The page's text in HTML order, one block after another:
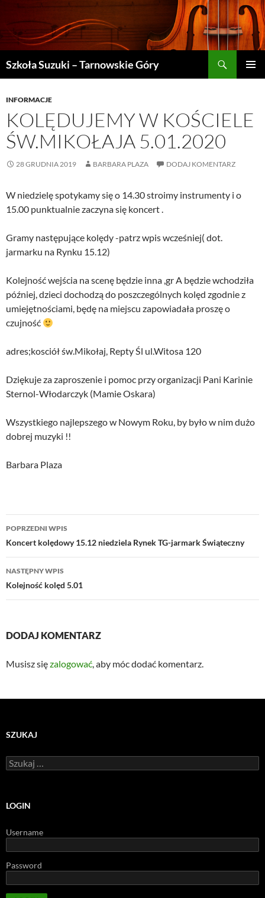
Szkoła Suzuki – Tarnowskie Góry
TREŚCI
INFORMACJE
KOLĘDUJEMY W KOŚCIELE
ŚW.MIKOŁAJA 5.01.2020
28 GRUDNIA 2019 BARBARA PLAZA DODAJ KOMENTARZ
W niedzielę spotykamy się o 14.30 stroimy instrumenty i o
15.00 punktualnie zaczyna się koncert .
Gramy następujące kolędy -patrz wpis wcześniej( dot.
jarmarku na Rynku 15.12)
Kolejność wejścia na scenę będzie inna ,gr A będzie wchodziła
później, dzieci dochodzą do poszczególnych kolęd zgodnie z
umiejętnościami, będę na miejscu zapowiadała proszę o
czujność
adres;kosciół św.Mikołaj, Repty Śl ul.Witosa 120
Dziękuje za zaproszenie i pomoc przy organizacji Pani Karinie
Sternol-Włodarczyk (Mamie Oskara)
Wszystkiego najlepszego w Nowym Roku, by było w nim dużo
dobrej muzyki !!
Barbara Plaza
Nawigacja
wpisu
POPRZEDNI WPIS
Koncert kolędowy 15.12 niedziela Rynek TG-jarmark Świąteczny
NASTĘPNY WPIS
Kolejność kolęd 5.01
DODAJ KOMENTARZ
Musisz sięzalogować, aby móc dodać komentarz.
SZUKAJ
Szukaj:
LOGIN
Username
Password